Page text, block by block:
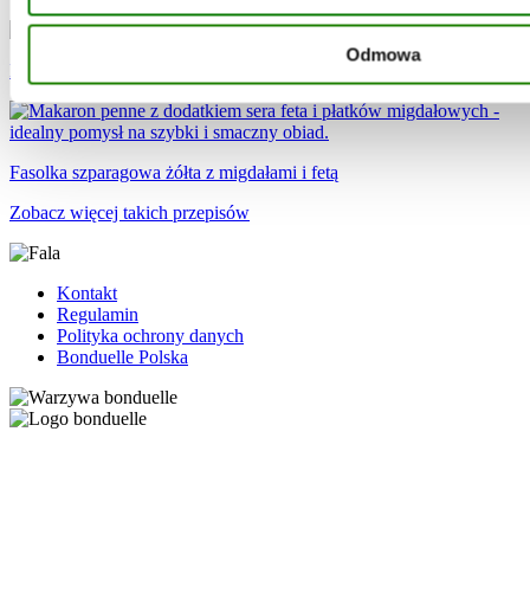
Odmowa
Kotleciki z kaszy i marchewki
Fasolka szparagowa żółta z migdałami i fetą
Zobacz więcej takich przepisów
Kontakt
Regulamin
Polityka ochrony danych
Bonduelle Polska